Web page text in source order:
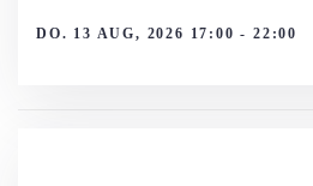
DO. 13 AUG, 2026 17:00 - 22:00